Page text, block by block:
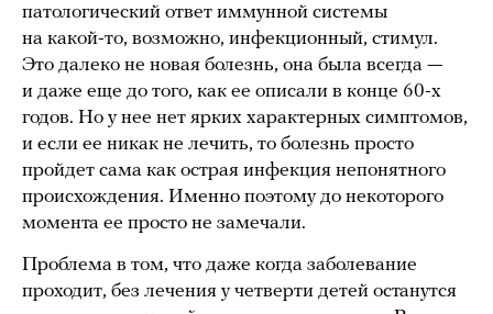
патологический ответ иммунной системы
на какой-то, возможно, инфекционный, стимул.
Это далеко не новая болезнь, она была всегда —
и даже еще до того, как ее описали в конце 60-х
годов. Но у нее нет ярких характерных симптомов,
и если ее никак не лечить, то болезнь просто
пройдет сама как острая инфекция непонятного
происхождения. Именно поэтому до некоторого
момента ее просто не замечали.
Проблема в том, что даже когда заболевание
проходит, без лечения у четверти детей останутся